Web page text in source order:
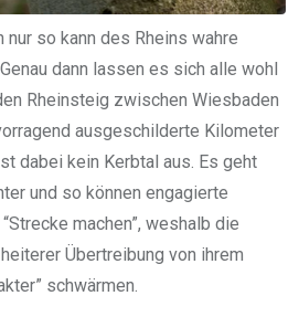
so kann des Rheins wahre
dann lassen es sich alle wohl
Rheinsteig zwischen Wiesbaden
ausgeschilderte Kilometer
dabei kein Kerbtal aus. Es geht
und so können engagierte
machen”, weshalb die
Übertreibung von ihrem
schwärmen.